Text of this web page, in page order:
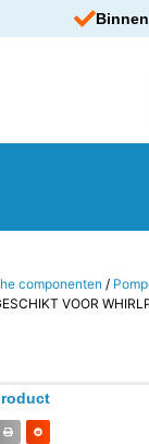
componenten /
VOOR